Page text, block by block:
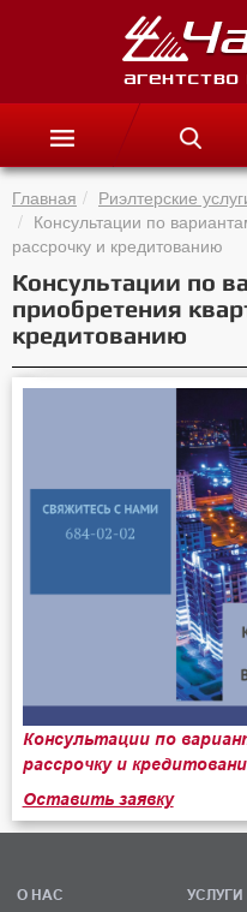
Главная
Риэлтерские
Консультации по
рассрочку и кредитованию
Консультации по
приобретения
кредитованию
Консультации по
рассрочку и
Оставить заявку
О НАС
УСЛУГИ